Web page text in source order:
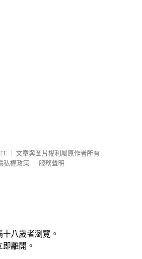
文章與圖片權利屬原作者所有
私權政策
服務聲明
八歲者瀏覽。
離開。